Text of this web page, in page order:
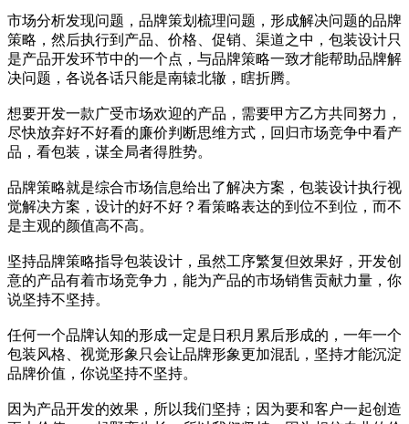
市场分析发现问题，品牌策划梳理问题，形成解决问题的品牌
策略，然后执行到产品、价格、促销、渠道之中，包装设计只
是产品开发环节中的一个点，与品牌策略一致才能帮助品牌解
决问题，各说各话只能是南辕北辙，瞎折腾。
想要开发一款广受市场欢迎的产品，需要甲方乙方共同努力，
尽快放弃好不好看的廉价判断思维方式，回归市场竞争中看产
品，看包装，谋全局者得胜势。
品牌策略就是综合市场信息给出了解决方案，包装设计执行视
觉解决方案，设计的好不好？看策略表达的到位不到位，而不
是主观的颜值高不高。
坚持品牌策略指导包装设计，虽然工序繁复但效果好，开发创
意的产品有着市场竞争力，能为产品的市场销售贡献力量，你
说坚持不坚持。
任何一个品牌认知的形成一定是日积月累后形成的，一年一个
包装风格、视觉形象只会让品牌形象更加混乱，坚持才能沉淀
品牌价值，你说坚持不坚持。
因为产品开发的效果，所以我们坚持；因为要和客户一起创造